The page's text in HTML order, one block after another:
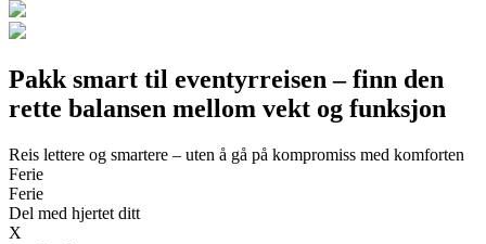
Pakk smart til eventyrreisen – finn den
rette balansen mellom vekt og funksjon
Reis lettere og smartere – uten å gå på kompromiss med komforten
Ferie
Ferie
Del med hjertet ditt
X